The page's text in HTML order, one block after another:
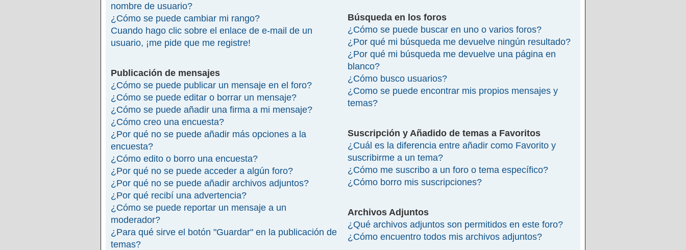
nombre de usuario?
¿Cómo se puede cambiar mi rango?
Cuando hago clic sobre el enlace de e-mail de un
usuario, ¡me pide que me registre!
Publicación de mensajes
¿Cómo se puede publicar un mensaje en el foro?
¿Cómo se puede editar o borrar un mensaje?
¿Cómo se puede añadir una firma a mi mensaje?
¿Cómo creo una encuesta?
¿Por qué no se puede añadir más opciones a la
encuesta?
¿Cómo edito o borro una encuesta?
¿Por qué no se puede acceder a algún foro?
¿Por qué no se puede añadir archivos adjuntos?
¿Por qué recibí una advertencia?
¿Cómo se puede reportar un mensaje a un
moderador?
¿Para qué sirve el botón "Guardar" en la publicación de
temas?
Búsqueda en los foros
¿Cómo se puede buscar en uno o varios foros?
¿Por qué mi búsqueda me devuelve ningún resultado?
¿Por qué mi búsqueda me devuelve una página en
blanco?
¿Cómo busco usuarios?
¿Como se puede encontrar mis propios mensajes y
temas?
Suscripción y Añadido de temas a Favoritos
¿Cuál es la diferencia entre añadir como Favorito y
suscribirme a un tema?
¿Cómo me suscribo a un foro o tema específico?
¿Cómo borro mis suscripciones?
Archivos Adjuntos
¿Qué archivos adjuntos son permitidos en este foro?
¿Cómo encuentro todos mis archivos adjuntos?